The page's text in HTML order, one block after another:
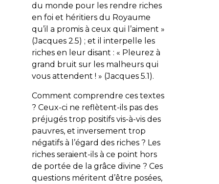
du monde pour les rendre riches
en foi et héritiers du Royaume
qu’il a promis à ceux qui l’aiment »
(Jacques 2.5) ; et il interpelle les
riches en leur disant : « Pleurez à
grand bruit sur les malheurs qui
vous attendent ! » (Jacques 5.1).
Comment comprendre ces textes
? Ceux-ci ne reflètent-ils pas des
préjugés trop positifs vis-à-vis des
pauvres, et inversement trop
négatifs à l’égard des riches ? Les
riches seraient-ils à ce point hors
de portée de la grâce divine ? Ces
questions méritent d’être posées,